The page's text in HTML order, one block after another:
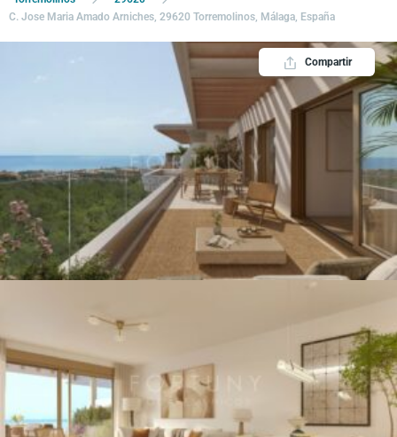
C. Jose Maria Amado Arniches, 29620 Torremolinos, Málaga, España
Compartir